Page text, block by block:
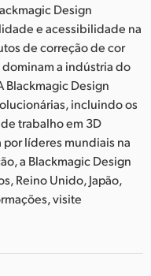
Design
e acessibilidade na
de correção de cor
a indústria do
Blackmagic Design
incluindo os
trabalho em 3D
líderes mundiais na
a Blackmagic Design
Reino Unido, Japão,
visite